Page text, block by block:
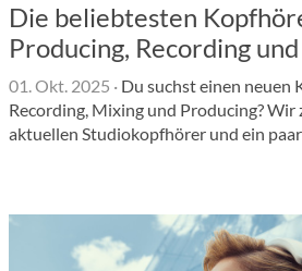
Die beliebtesten
Producing, Recording
01. Okt. 2025 · Du suchst einen neuen
Recording, Mixing und Producing? Wir
aktuellen Studiokopfhörer und ein